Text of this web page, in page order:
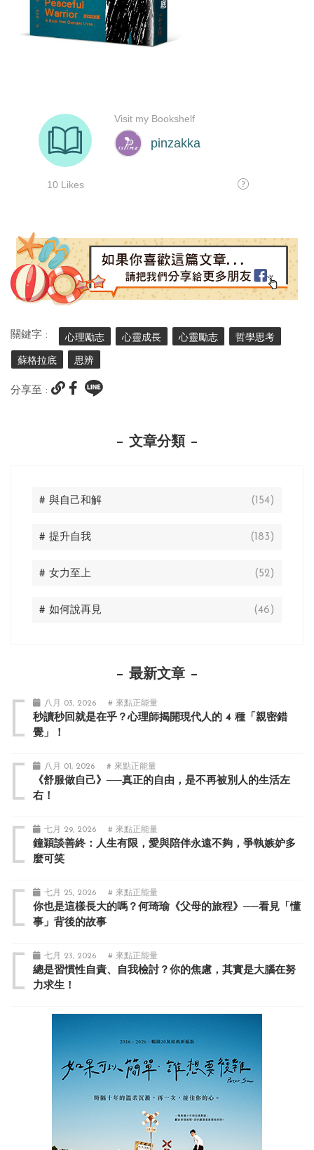
關鍵字 : 心理勵志 心靈成長 心靈勵志 哲學思考
蘇格拉底 思辨
分享至 :
文章分類
# 與自己和解 (154)
# 提升自我 (183)
# 女力至上 (52)
# 如何說再見 (46)
最新文章
八月 03, 2026 # 來點正能量
秒讀秒回就是在乎？心理師揭開現代人的 4 種「親密錯
覺」！
八月 01, 2026 # 來點正能量
《舒服做自己》──真正的自由，是不再被別人的生活左
右！
七月 29, 2026 # 來點正能量
鐘穎談善終：人生有限，愛與陪伴永遠不夠，爭執嫉妒多
麼可笑
七月 25, 2026 # 來點正能量
你也是這樣長大的嗎？何琦瑜《父母的旅程》──看見「懂
事」背後的故事
七月 23, 2026 # 來點正能量
總是習慣性自責、自我檢討？你的焦慮，其實是大腦在努
力求生！